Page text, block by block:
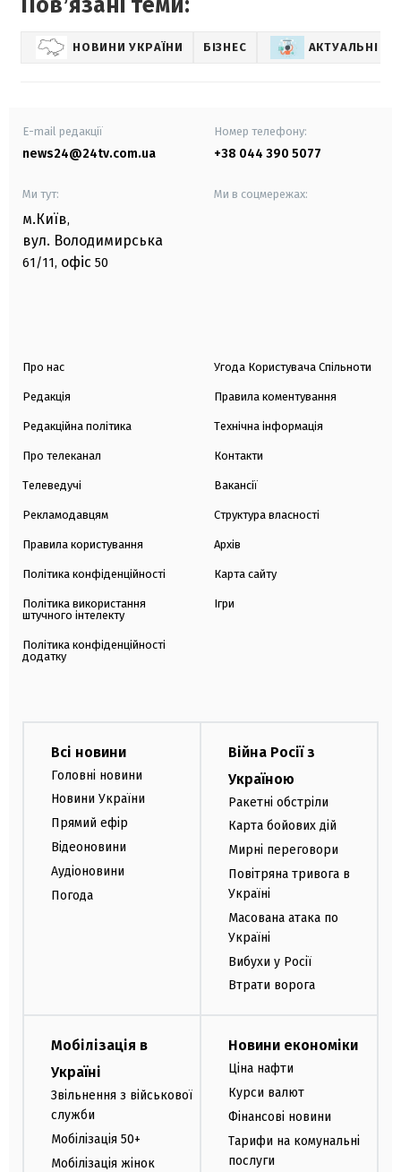
НОВИНИ УКРАЇНИ БІЗНЕС АКТУАЛЬНІ
E-mail редакції
news24@24tv.com.ua
Номер телефону:
+38 044 390 5077
Ми тут:
м.Київ,
вул. Володимирська
61/11, офіс 50
Ми в соцмережах:
Про нас
Редакція
Редакційна політика
Про телеканал
Телеведучі
Рекламодавцям
Правила користування
Політика конфіденційності
Політика використання
штучного інтелекту
Політика конфіденційності
додатку
Угода Користувача Спільноти
Правила коментування
Технічна інформація
Контакти
Вакансії
Структура власності
Архів
Карта сайту
Ігри
Всі новини
Головні новини
Новини України
Прямий ефір
Відеоновини
Аудіоновини
Погода
Війна Росії з
Україною
Ракетні обстріли
Карта бойових дій
Мирні переговори
Повітряна тривога в
Україні
Масована атака по
Україні
Вибухи у Росії
Втрати ворога
Мобілізація в
Україні
Звільнення з військової
служби
Мобілізація 50+
Мобілізація жінок
Новини економіки
Ціна нафти
Курси валют
Фінансові новини
Тарифи на комунальні
послуги